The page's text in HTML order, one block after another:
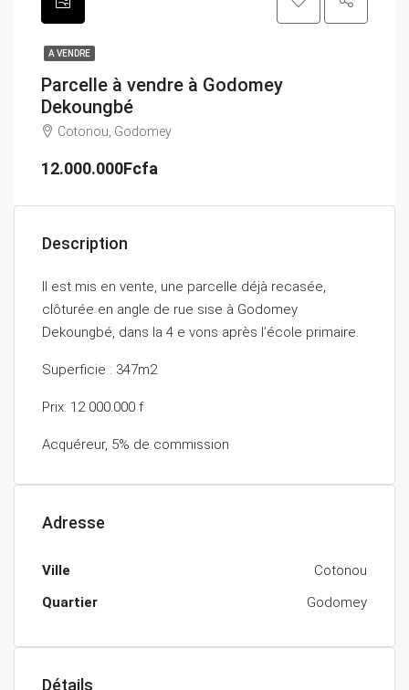
A VENDRE
Parcelle à vendre à Godomey
Dekoungbé
Cotonou, Godomey
12.000.000Fcfa
Description
Il est mis en vente, une parcelle déjà recasée,
clôturée en angle de rue sise à Godomey
Dekoungbé, dans la 4 e vons après l’école primaire.
Superficie : 347m2
Prix: 12 000.000 f
Acquéreur, 5% de commission
Adresse
Ville
Cotonou
Quartier
Godomey
Détails